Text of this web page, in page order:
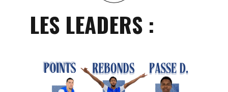
LES LEADERS :